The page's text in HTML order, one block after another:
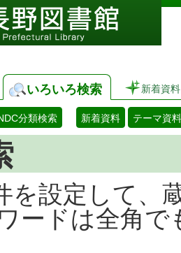
いろいろ検索 新着資料
分類検索 新着資料 テーマ資料
を設定して、
ードは全角